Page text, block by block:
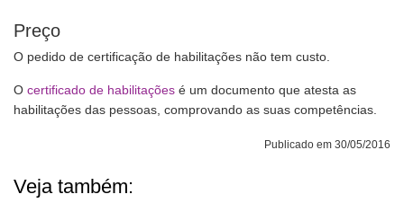
Preço
O pedido de certificação de habilitações não tem custo.
O certificado de habilitações é um documento que atesta as
habilitações das pessoas, comprovando as suas competências.
Publicado em 30/05/2016
Veja também: